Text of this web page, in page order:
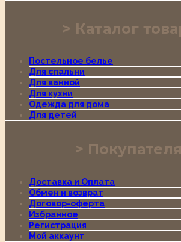
Каталог
Постельное белье
Для спальни
Для ванной
Для кухни
Одежда для дома
Для детей
Доставка и Оплата
Обмен и возврат
Договор-оферта
Избранное
Регистрация
Мой аккаунт